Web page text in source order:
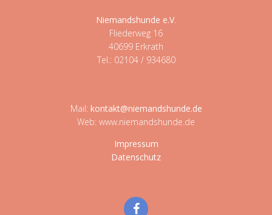
Niemandshunde e.V
Fliederweg 16
40699 Erkrath
Tel.: 02104 / 934680
Mail: kontakt@niemandshunde.de
Web: www.niemandshunde.de
Impressum
Datenschutz